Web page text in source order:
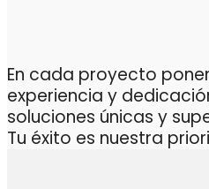
En cada proyecto
experiencia y
soluciones únicas y
Tu éxito es nuestra